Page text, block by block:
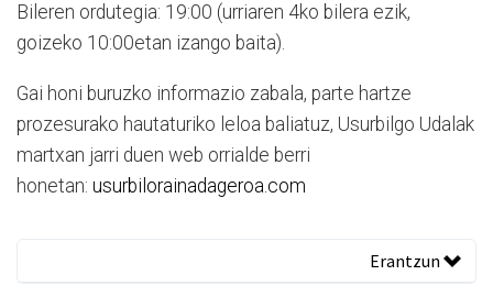
Bileren ordutegia: 19:00 (urriaren 4ko bilera ezik,
goizeko 10:00etan izango baita).
Gai honi buruzko informazio zabala, parte hartze
prozesurako hautaturiko leloa baliatuz, Usurbilgo Udalak
martxan jarri duen web orrialde berri
honetan: usurbilorainadageroa.com
Erantzun